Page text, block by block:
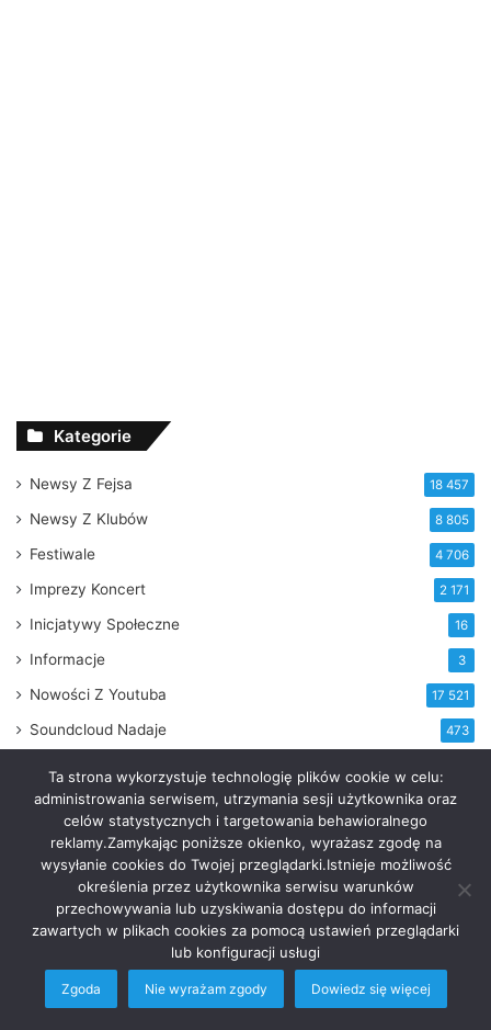
Kategorie
Newsy Z Fejsa 18 457
Newsy Z Klubów 8 805
Festiwale 4 706
Imprezy Koncert 2 171
Inicjatywy Społeczne 16
Informacje 3
Nowości Z Youtuba 17 521
Soundcloud Nadaje 473
SOUNDCLOUD NADAJE
Chambers
Feat.
Ta strona wykorzystuje technologię plików cookie w celu:
administrowania serwisem, utrzymania sesji użytkownika oraz
celów statystycznych i targetowania behawioralnego
reklamy.Zamykając poniższe okienko, wyrażasz zgodę na
wysyłanie cookies do Twojej przeglądarki.Istnieje możliwość
określenia przez użytkownika serwisu warunków
przechowywania lub uzyskiwania dostępu do informacji
zawartych w plikach cookies za pomocą ustawień przeglądarki
lub konfiguracji usługi
Zgoda Nie wyrażam zgody Dowiedz się więcej